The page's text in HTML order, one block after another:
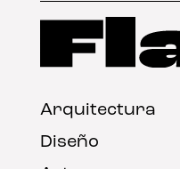
Arquitectura
Diseño